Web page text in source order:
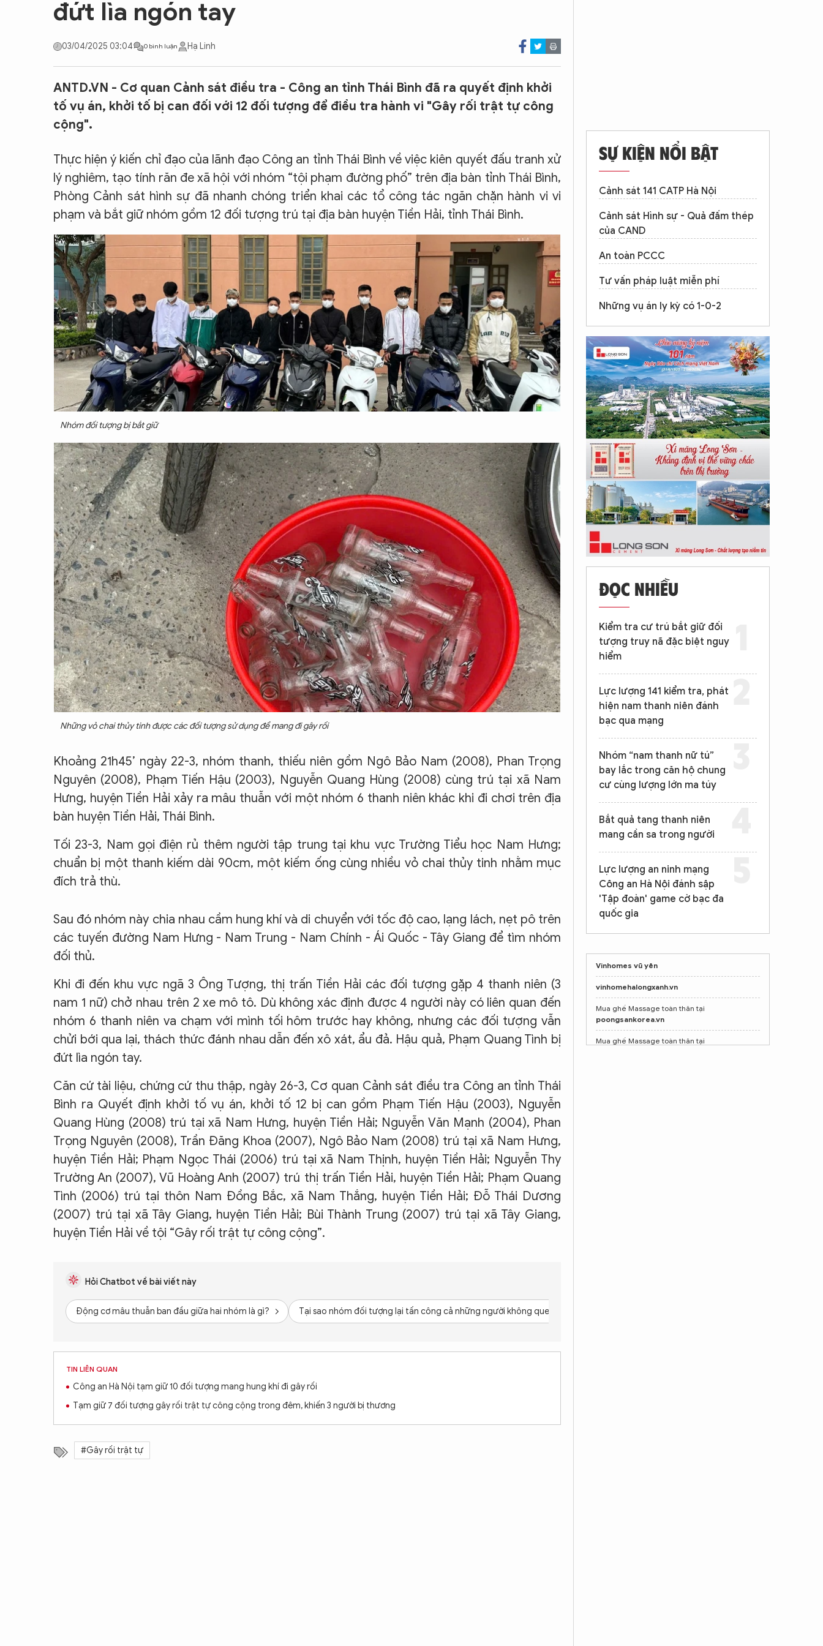
CON ĐƯỜNG KHỞI NGHIỆP
đứt lìa ngón tay
03/04/2025 03:04 0 bình luận Hạ Linh
ANTD.VN - Cơ quan Cảnh sát điều tra - Công an tỉnh Thái Bình đã ra quyết định khởi
tố vụ án, khởi tố bị can đối với 12 đối tượng để điều tra hành vi "Gây rối trật tự công
cộng".
Thực hiện ý kiến chỉ đạo của lãnh đạo Công an tỉnh Thái Bình về việc kiên quyết đấu tranh xử
lý nghiêm, tạo tính răn đe xã hội với nhóm “tội phạm đường phố” trên địa bàn tỉnh Thái Bình,
Phòng Cảnh sát hình sự đã nhanh chóng triển khai các tổ công tác ngăn chặn hành vi vi
phạm và bắt giữ nhóm gồm 12 đối tượng trú tại địa bàn huyện Tiền Hải, tỉnh Thái Bình.
Nhóm đối tượng bị bắt giữ
Những vỏ chai thủy tinh được các đối tượng sử dụng để mang đi gây rối
Khoảng 21h45’ ngày 22-3, nhóm thanh, thiếu niên gồm Ngô Bảo Nam (2008), Phan Trọng
Nguyên (2008), Phạm Tiến Hậu (2003), Nguyễn Quang Hùng (2008) cùng trú tại xã Nam
Hưng, huyện Tiền Hải xảy ra mâu thuẫn với một nhóm 6 thanh niên khác khi đi chơi trên địa
bàn huyện Tiền Hải, Thái Bình.
Tối 23-3, Nam gọi điện rủ thêm người tập trung tại khu vực Trường Tiểu học Nam Hưng;
chuẩn bị một thanh kiếm dài 90cm, một kiếm ống cùng nhiều vỏ chai thủy tinh nhằm mục
đích trả thù.
Sau đó nhóm này chia nhau cầm hung khí và di chuyển với tốc độ cao, lạng lách, nẹt pô trên
các tuyến đường Nam Hưng - Nam Trung - Nam Chính - Ái Quốc - Tây Giang để tìm nhóm
đối thủ.
Khi đi đến khu vực ngã 3 Ông Tượng, thị trấn Tiền Hải các đối tượng gặp 4 thanh niên (3
nam 1 nữ) chở nhau trên 2 xe mô tô. Dù không xác định được 4 người này có liên quan đến
nhóm 6 thanh niên va chạm với mình tối hôm trước hay không, nhưng các đối tượng vẫn
chửi bới qua lại, thách thức đánh nhau dẫn đến xô xát, ẩu đả. Hậu quả, Phạm Quang Tình bị
đứt lìa ngón tay.
Căn cứ tài liệu, chứng cứ thu thập, ngày 26-3, Cơ quan Cảnh sát điều tra Công an tỉnh Thái
Bình ra Quyết định khởi tố vụ án, khởi tố 12 bị can gồm Phạm Tiến Hậu (2003), Nguyễn
Quang Hùng (2008) trú tại xã Nam Hưng, huyện Tiền Hải; Nguyễn Văn Mạnh (2004), Phan
Trọng Nguyên (2008), Trần Đăng Khoa (2007), Ngô Bảo Nam (2008) trú tại xã Nam Hưng,
huyện Tiền Hải; Phạm Ngọc Thái (2006) trú tại xã Nam Thịnh, huyện Tiền Hải; Nguyễn Thy
Trường An (2007), Vũ Hoàng Anh (2007) trú thị trấn Tiền Hải, huyện Tiền Hải; Phạm Quang
Tình (2006) trú tại thôn Nam Đồng Bắc, xã Nam Thắng, huyện Tiền Hải; Đỗ Thái Dương
(2007) trú tại xã Tây Giang, huyện Tiền Hải; Bùi Thành Trung (2007) trú tại xã Tây Giang,
huyện Tiền Hải về tội “Gây rối trật tự công cộng”.
Hỏi Chatbot về bài viết này
Động cơ mâu thuẫn ban đầu giữa hai nhóm là gì? Tại sao nhóm đối tượng lại tấn công cả những người không quen biết?
TIN LIÊN QUAN
Công an Hà Nội tạm giữ 10 đối tượng mang hung khí đi gây rối
Tạm giữ 7 đối tượng gây rối trật tự công cộng trong đêm, khiến 3 người bị thương
#Gây rối trật tự
SỰ KIỆN NỔI BẬT
Cảnh sát 141 CATP Hà Nội
Cảnh sát Hình sự - Quả đấm thép
của CAND
An toàn PCCC
Tư vấn pháp luật miễn phí
Những vụ án ly kỳ có 1-0-2
ĐỌC NHIỀU
Kiểm tra cư trú bắt giữ đối
tượng truy nã đặc biệt nguy
hiểm
Lực lượng 141 kiểm tra, phát
hiện nam thanh niên đánh
bạc qua mạng
Nhóm “nam thanh nữ tú”
bay lắc trong căn hộ chung
cư cùng lượng lớn ma túy
Bắt quả tang thanh niên
mang cần sa trong người
Lực lượng an ninh mạng
Công an Hà Nội đánh sập
'Tập đoàn' game cờ bạc đa
quốc gia
Vinhomes vũ yên
vinhomehalongxanh.vn
Mua ghế Massage toàn thân tại
poongsankorea.vn
Mua ghế Massage toàn thân tại